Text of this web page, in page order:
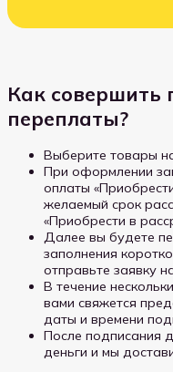
Как совершить
переплаты?
Выберите товары
При оформлении
оплаты
желаемый срок
«Приобрести в
Далее вы будете
заполнения
отправьте заявку
В течение
вами свяжется
даты и времени
После подписания
деньги и мы